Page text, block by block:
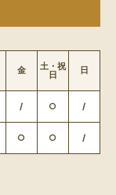
金 土・祝
日 日
/ ○ /
○ ○ /